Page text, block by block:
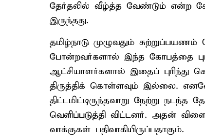
தேர்தலில் வீழ்த்த வேண்டும் என்ற
இருந்தது.
தமிழ்நாடு முழுவதும்
போன்றவர்களால் இந்த கோபத்தை
ஆட்சியாளர்களால் இதைப்
திருத்திக் கொள்ளவும் இல்லை.
திட்டமிட்டிருந்தவாறு நேற்று
வெளிப்படுத்தி விட்டனர். அதன்
வாக்குகள் பதிவாகியிருப்பதாகும்.